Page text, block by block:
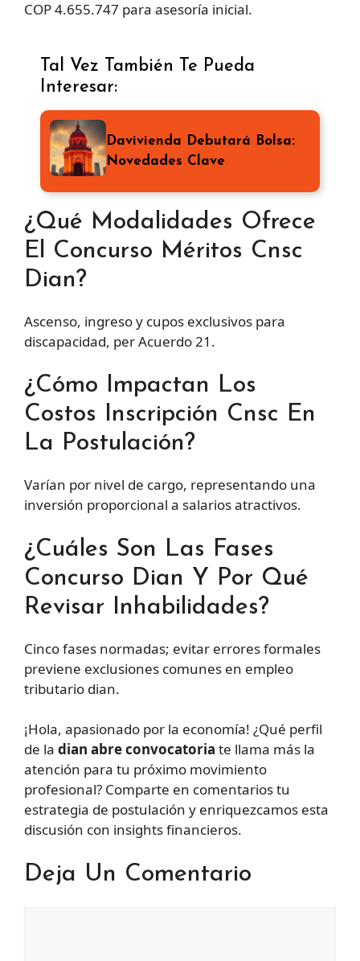
COP 4.655.747 para asesoría inicial.
Tal Vez También Te Pueda
Interesar:
Davivienda Debutará Bolsa:
Novedades Clave
¿Qué Modalidades Ofrece
El Concurso Méritos Cnsc
Dian?
Ascenso, ingreso y cupos exclusivos para
discapacidad, per Acuerdo 21.
¿Cómo Impactan Los
Costos Inscripción Cnsc En
La Postulación?
Varían por nivel de cargo, representando una
inversión proporcional a salarios atractivos.
¿Cuáles Son Las Fases
Concurso Dian Y Por Qué
Revisar Inhabilidades?
Cinco fases normadas; evitar errores formales
previene exclusiones comunes en empleo
tributario dian.
¡Hola, apasionado por la economía! ¿Qué perfil
de la dian abre convocatoria te llama más la
atención para tu próximo movimiento
profesional? Comparte en comentarios tu
estrategia de postulación y enriquezcamos esta
discusión con insights financieros.
Deja Un Comentario